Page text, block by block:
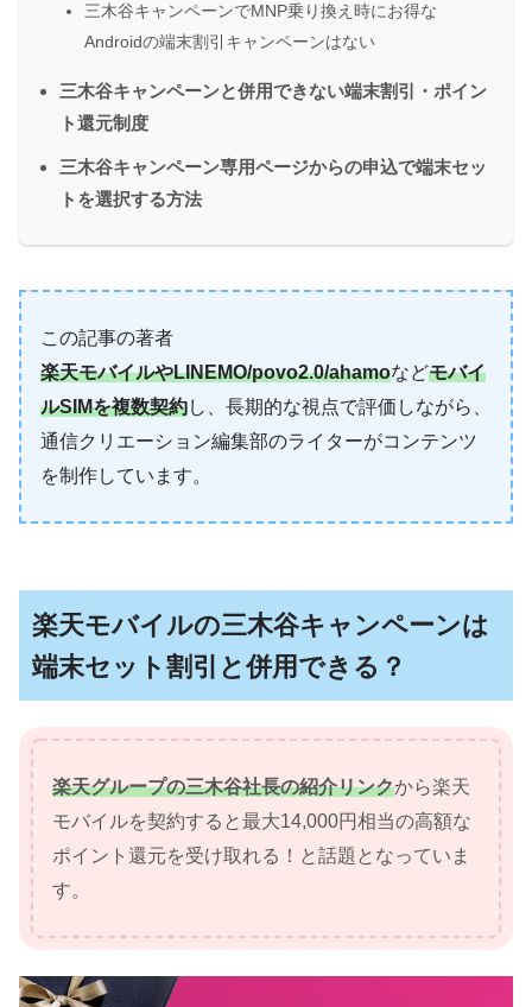
三木谷キャンペーンでMNP乗り換え時にお得な
Androidの端末割引キャンペーンはない
三木谷キャンペーンと併用できない端末割引・ポイン
ト還元制度
三木谷キャンペーン専用ページからの申込で端末セッ
トを選択する方法
この記事の著者
楽天モバイルやLINEMO/povo2.0/ahamoなどモバイ
ルSIMを複数契約し、長期的な視点で評価しながら、
通信クリエーション編集部のライターがコンテンツ
を制作しています。
楽天モバイルの三木谷キャンペーンは
端末セット割引と併用できる？
楽天グループの三木谷社長の紹介リンクから楽天
モバイルを契約すると最大14,000円相当の高額な
ポイント還元を受け取れる！と話題となっていま
す。